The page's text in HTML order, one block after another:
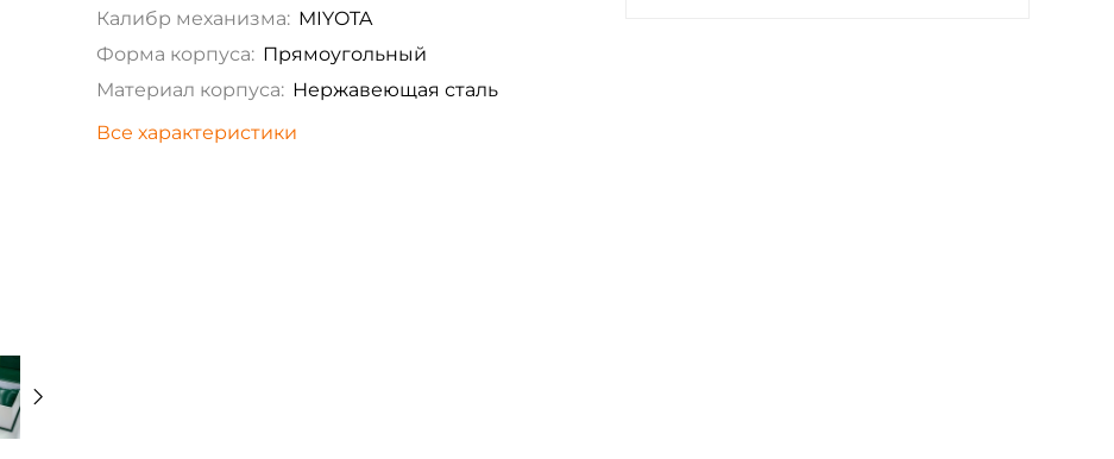
Калибр механизма: MIYOTA
Форма корпуса: Прямоугольный
Материал корпуса: Нержавеющая сталь
Все характеристики